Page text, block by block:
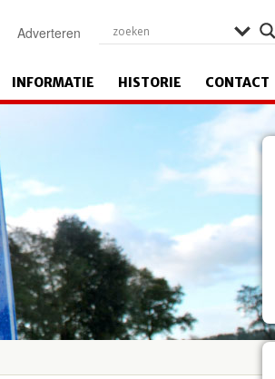
Adverteren
INFORMATIE HISTORIE CONTACT